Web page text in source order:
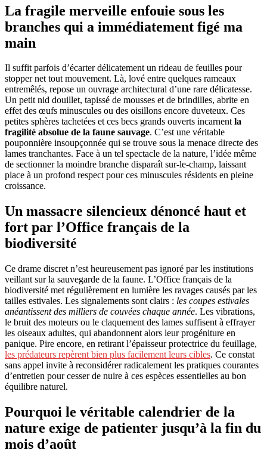
La fragile merveille enfouie sous les
branches qui a immédiatement figé ma
main
Il suffit parfois d’écarter délicatement un rideau de feuilles pour
stopper net tout mouvement. Là, lové entre quelques rameaux
entremêlés, repose un ouvrage architectural d’une rare délicatesse.
Un petit nid douillet, tapissé de mousses et de brindilles, abrite en
effet des œufs minuscules ou des oisillons encore duveteux. Ces
petites sphères tachetées et ces becs grands ouverts incarnentla
fragilité absolue de la faune sauvage. C’est une véritable
pouponnière insoupçonnée qui se trouve sous la menace directe des
lames tranchantes. Face à un tel spectacle de la nature, l’idée même
de sectionner la moindre branche disparaît sur-le-champ, laissant
place à un profond respect pour ces minuscules résidents en pleine
croissance.
Un massacre silencieux dénoncé haut et
fort par l’Office français de la
biodiversité
Ce drame discret n’est heureusement pas ignoré par les institutions
veillant sur la sauvegarde de la faune. L’Office français de la
biodiversité met régulièrement en lumière les ravages causés par les
tailles estivales. Les signalements sont clairs : les coupes estivales
anéantissent des milliers de couvées chaque année. Les vibrations,
le bruit des moteurs ou le claquement des lames suffisent à effrayer
les oiseaux adultes, qui abandonnent alors leur progéniture en
panique. Pire encore, en retirant l’épaisseur protectrice du feuillage,
les prédateurs repèrent bien plus facilement leurs cibles. Ce constat
sans appel invite à reconsidérer radicalement les pratiques courantes
d’entretien pour cesser de nuire à ces espèces essentielles au bon
équilibre naturel.
Pourquoi le véritable calendrier de la
nature exige de patienter jusqu’à la fin du
mois d’août